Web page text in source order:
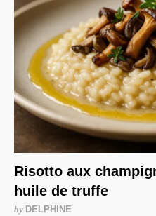
Risotto aux
huile de truffe
by DELPHINE